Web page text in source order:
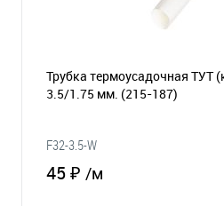
Трубка термоусадочная ТУТ
3.5/1.75 мм. (215-187)
F32-3.5-W
45 ₽ /м